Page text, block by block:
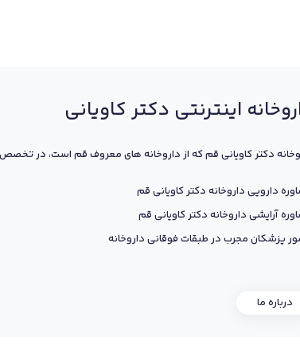
اینترنتی دکتر کاویانی
دکتر کاویانی قم که از داروخانه های معروف قم است، در
دارویی داروخانه دکتر کاویانی قم
آرایشی داروخانه دکتر کاویانی قم
پزشکان مجرب در طبقات فوقانی داروخانه
درباره ما